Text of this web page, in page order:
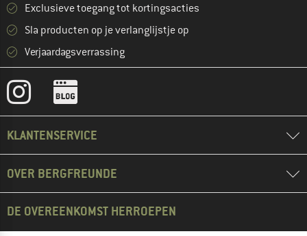
Exclusieve toegang tot kortingsacties
Sla producten op je verlanglijstje op
Verjaardagsverrassing
KLANTENSERVICE
OVER BERGFREUNDE
DE OVEREENKOMST HERROEPEN